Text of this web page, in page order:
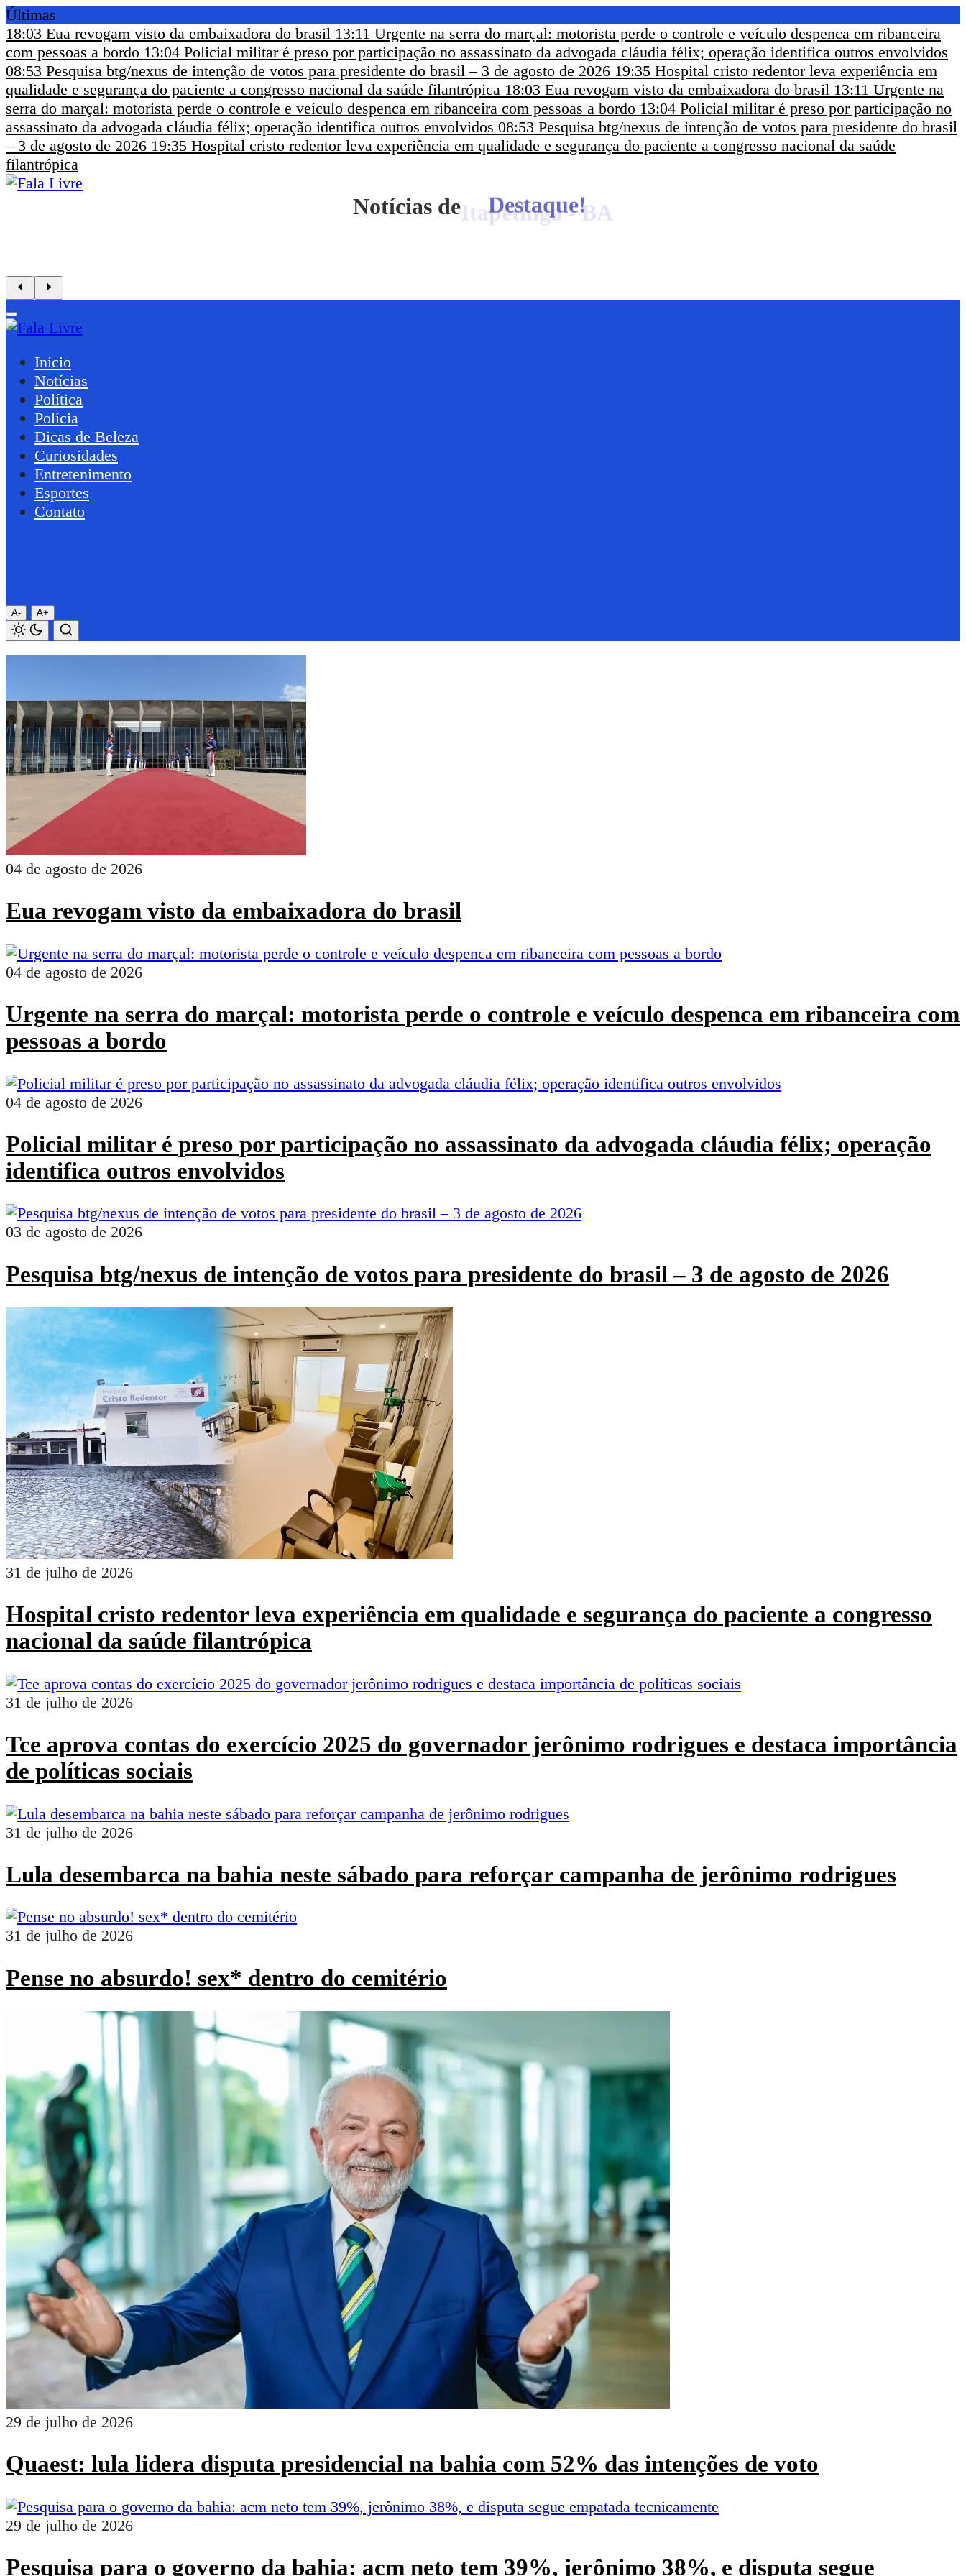
Últimas
18:03 Eua revogam visto da embaixadora do brasil 13:11 Urgente na serra do marçal: motorista perde o controle e veículo despenca em ribanceira
com pessoas a bordo 13:04 Policial militar é preso por participação no assassinato da advogada cláudia félix; operação identifica outros envolvidos
08:53 Pesquisa btg/nexus de intenção de votos para presidente do brasil – 3 de agosto de 2026 19:35 Hospital cristo redentor leva experiência em
qualidade e segurança do paciente a congresso nacional da saúde filantrópica 18:03 Eua revogam visto da embaixadora do brasil 13:11 Urgente na
serra do marçal: motorista perde o controle e veículo despenca em ribanceira com pessoas a bordo 13:04 Policial militar é preso por participação no
assassinato da advogada cláudia félix; operação identifica outros envolvidos 08:53 Pesquisa btg/nexus de intenção de votos para presidente do brasil
– 3 de agosto de 2026 19:35 Hospital cristo redentor leva experiência em qualidade e segurança do paciente a congresso nacional da saúde
filantrópica
Notícias deItapetinga - BA
Início
Notícias
Política
Polícia
Dicas de Beleza
Curiosidades
Entretenimento
Esportes
Contato
A- A+
04 de agosto de 2026
Eua revogam visto da embaixadora do brasil
04 de agosto de 2026
Urgente na serra do marçal: motorista perde o controle e veículo despenca em ribanceira com
pessoas a bordo
04 de agosto de 2026
Policial militar é preso por participação no assassinato da advogada cláudia félix; operação
identifica outros envolvidos
03 de agosto de 2026
Pesquisa btg/nexus de intenção de votos para presidente do brasil – 3 de agosto de 2026
31 de julho de 2026
Hospital cristo redentor leva experiência em qualidade e segurança do paciente a congresso
nacional da saúde filantrópica
31 de julho de 2026
Tce aprova contas do exercício 2025 do governador jerônimo rodrigues e destaca importância
de políticas sociais
31 de julho de 2026
Lula desembarca na bahia neste sábado para reforçar campanha de jerônimo rodrigues
31 de julho de 2026
Pense no absurdo! sex* dentro do cemitério
29 de julho de 2026
Quaest: lula lidera disputa presidencial na bahia com 52% das intenções de voto
29 de julho de 2026
Pesquisa para o governo da bahia: acm neto tem 39%, jerônimo 38%, e disputa segue